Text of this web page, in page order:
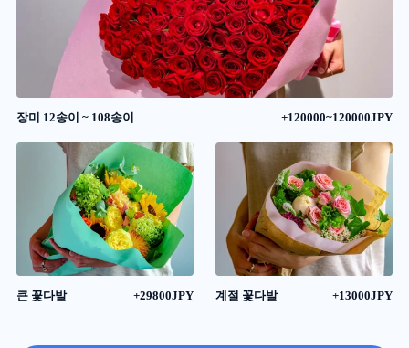
장미 12송이 ~ 108송이 +120000~120000JPY
큰 꽃다발 +29800JPY 계절 꽃다발 +13000JPY